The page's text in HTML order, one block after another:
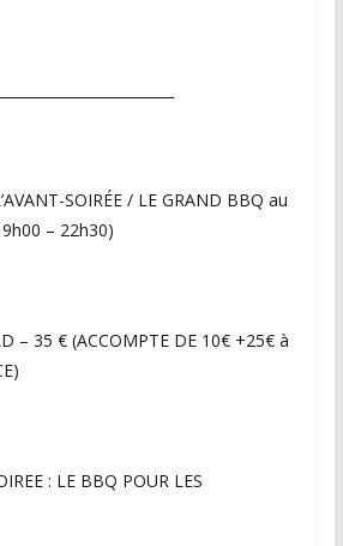
SOIRÉE / LE GRAND BBQ au
– 22h30)
– 35 € (ACCOMPTE DE 10€ +25€ à
: LE BBQ POUR LES